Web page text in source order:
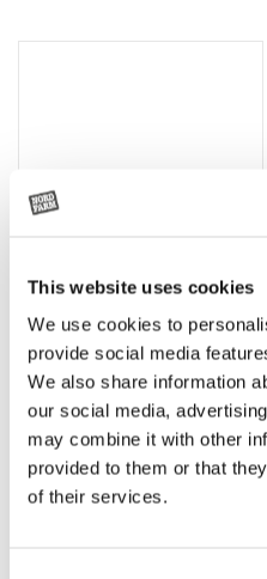
This website uses cookies
We use cookies to
provide social media
We also share information
our social media,
may combine it with other
provided to them or that
of their services.
Rotor, komplett med slagor
OR80013456G
(ex. moms)